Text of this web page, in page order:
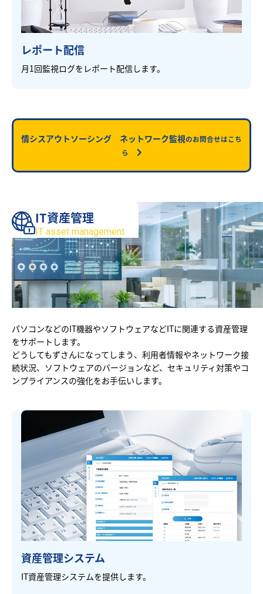
レポート配信
月1回監視ログをレポート配信します。
情シスアウトソーシング ネットワーク監視のお問合せはこち
ら
IT資産管理
IT asset management
パソコンなどのIT機器やソフトウェアなどITに関連する資産管理
をサポートします。
どうしてもずさんになってしまう、利用者情報やネットワーク接
続状況、ソフトウェアのバージョンなど、セキュリティ対策やコ
ンプライアンスの強化をお手伝いします。
資産管理システム
IT資産管理システムを提供します。